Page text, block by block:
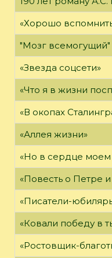
«Хорошо
"Мозг всемогущий"
«Звезда соцсети»
«Что я в жизни
«В окопах
«Аллея жизни»
«Но в сердце моем
«Повесть о Петре
«Писатели-
«Ковали победу в
«Ростовщик-